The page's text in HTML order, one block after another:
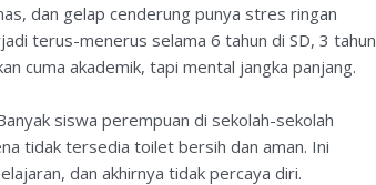
dan gelap cenderung punya stres ringan
terus-menerus selama 6 tahun di SD, 3 tahun
cuma akademik, tapi mental jangka panjang.
siswa perempuan di sekolah-sekolah
tidak tersedia toilet bersih dan aman. Ini
dan akhirnya tidak percaya diri.